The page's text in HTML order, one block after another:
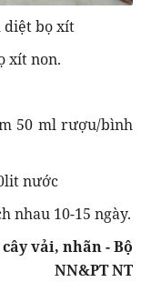
diệt bọ xít
xít non.
50 ml rượu/bình
nước
nhau 10-15 ngày.
vải, nhãn - Bộ
NN&PT NT